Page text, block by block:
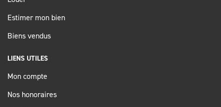
Estimer mon bien
Biens vendus
LIENS UTILES
Mon compte
Nos honoraires